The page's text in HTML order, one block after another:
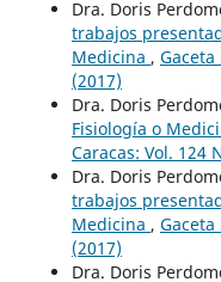
Dra. Doris
trabajos
Medicina , Gaceta
(2017)
Dra. Doris
Fisiología o
Caracas: Vol. 124
Dra. Doris
trabajos
Medicina , Gaceta
(2017)
Dra. Doris